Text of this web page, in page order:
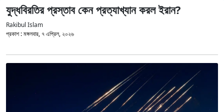
যুদ্ধবিরতির প্রস্তাব কেন প্রত্যাখ্যান করল ইরান?
Rakibul Islam
প্রকাশ :মঙ্গলবার, ৭ এপ্রিল, ২০২৬